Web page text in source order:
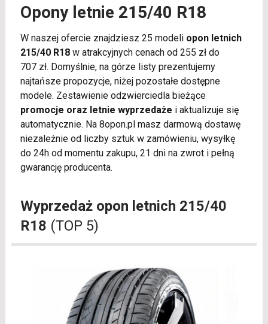
Opony letnie 215/40 R18
W naszej ofercie znajdziesz 25 modeli opon letnich
215/40 R18w atrakcyjnych cenach od 255 zł do
707 zł. Domyślnie, na górze listy prezentujemy
najtańsze propozycje, niżej pozostałe dostępne
modele. Zestawienie odzwierciedla bieżące
promocje oraz letnie wyprzedaże i aktualizuje się
automatycznie. Na 8opon.pl masz darmową dostawę
niezależnie od liczby sztuk w zamówieniu, wysyłkę
do 24h od momentu zakupu, 21 dni na zwrot i pełną
gwarancję producenta.
Wyprzedaż opon letnich 215/40
R18 (TOP 5)